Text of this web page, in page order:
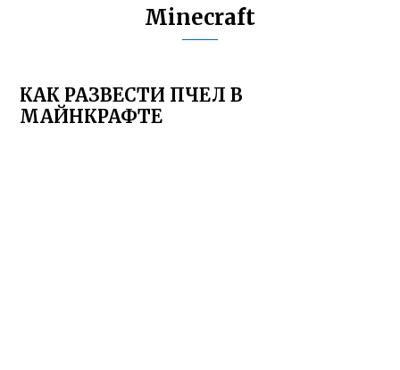
Minecraft
КАК РАЗВЕСТИ ПЧЕЛ В
МАЙНКРАФТЕ